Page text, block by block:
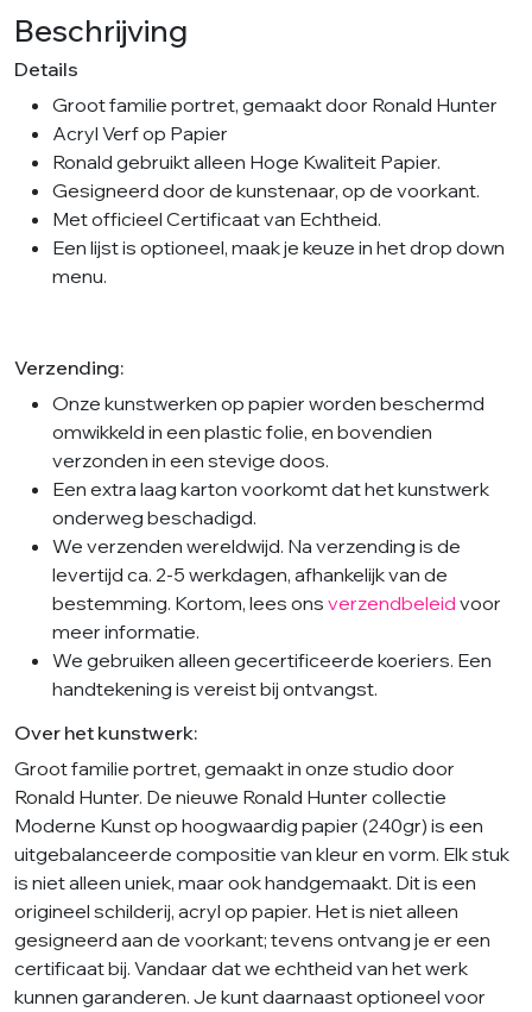
aantal
Beschrijving
Details
Groot familie portret, gemaakt door Ronald Hunter
Acryl Verf op Papier
Ronald gebruikt alleen Hoge Kwaliteit Papier.
Gesigneerd door de kunstenaar, op de voorkant.
Met officieel Certificaat van Echtheid.
Een lijst is optioneel, maak je keuze in het drop down
menu.
Verzending:
Onze kunstwerken op papier worden beschermd
omwikkeld in een plastic folie, en bovendien
verzonden in een stevige doos.
Een extra laag karton voorkomt dat het kunstwerk
onderweg beschadigd.
We verzenden wereldwijd. Na verzending is de
levertijd ca. 2-5 werkdagen, afhankelijk van de
bestemming. Kortom, lees ons verzendbeleid voor
meer informatie.
We gebruiken alleen gecertificeerde koeriers. Een
handtekening is vereist bij ontvangst.
Over het kunstwerk:
Groot familie portret, gemaakt in onze studio door
Ronald Hunter. De nieuwe Ronald Hunter collectie
Moderne Kunst op hoogwaardig papier (240gr) is een
uitgebalanceerde compositie van kleur en vorm. Elk stuk
is niet alleen uniek, maar ook handgemaakt. Dit is een
origineel schilderij, acryl op papier. Het is niet alleen
gesigneerd aan de voorkant; tevens ontvang je er een
certificaat bij. Vandaar dat we echtheid van het werk
kunnen garanderen. Je kunt daarnaast optioneel voor